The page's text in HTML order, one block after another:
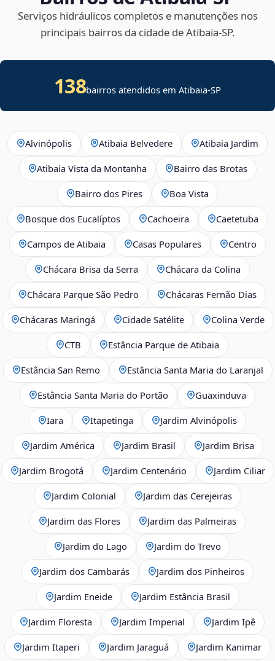
Serviços hidráulicos completos e manutenções nos
principais bairros da cidade de Atibaia‑SP.
138bairros atendidos em Atibaia-SP
Alvinópolis Atibaia Belvedere Atibaia Jardim
Atibaia Vista da Montanha Bairro das Brotas
Bairro dos Pires Boa Vista
Bosque dos Eucalíptos Cachoeira Caetetuba
Campos de Atibaia Casas Populares Centro
Chácara Brisa da Serra Chácara da Colina
Chácara Parque São Pedro Chácaras Fernão Dias
Chácaras Maringá Cidade Satélite Colina Verde
CTB Estância Parque de Atibaia
Estância San Remo Estância Santa Maria do Laranjal
Estância Santa Maria do Portão Guaxinduva
Iara Itapetinga Jardim Alvinópolis
Jardim América Jardim Brasil Jardim Brisa
Jardim Brogotá Jardim Centenário Jardim Ciliar
Jardim Colonial Jardim das Cerejeiras
Jardim das Flores Jardim das Palmeiras
Jardim do Lago Jardim do Trevo
Jardim dos Cambarás Jardim dos Pinheiros
Jardim Eneide Jardim Estância Brasil
Jardim Floresta Jardim Imperial Jardim Ipê
Jardim Itaperi Jardim Jaraguá Jardim Kanimar